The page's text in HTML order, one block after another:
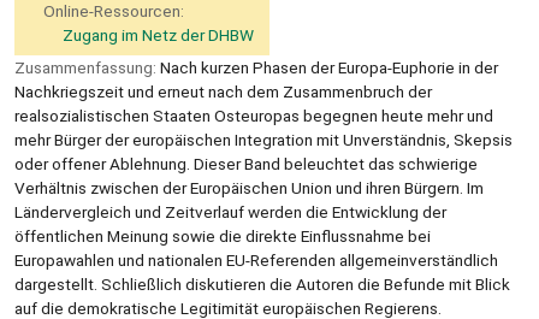
Online-Ressourcen:
Zugang im Netz der DHBW
Zusammenfassung: Nach kurzen Phasen der Europa-Euphorie in der
Nachkriegszeit und erneut nach dem Zusammenbruch der
realsozialistischen Staaten Osteuropas begegnen heute mehr und
mehr Bürger der europäischen Integration mit Unverständnis, Skepsis
oder offener Ablehnung. Dieser Band beleuchtet das schwierige
Verhältnis zwischen der Europäischen Union und ihren Bürgern. Im
Ländervergleich und Zeitverlauf werden die Entwicklung der
öffentlichen Meinung sowie die direkte Einflussnahme bei
Europawahlen und nationalen EU-Referenden allgemeinverständlich
dargestellt. Schließlich diskutieren die Autoren die Befunde mit Blick
auf die demokratische Legitimität europäischen Regierens.